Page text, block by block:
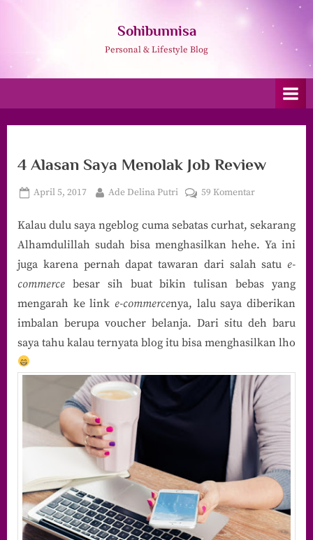
Sohibunnisa
Personal & Lifestyle Blog
4 Alasan Saya Menolak Job Review
Posted
April 5, 2017 By
Ade Delina Putri 59 Komentarpada
Alasan
Saya
Job
Review
Kalau dulu saya ngeblog cuma sebatas curhat, sekarang
Alhamdulillah sudah bisa menghasilkan hehe. Ya ini
juga karena pernah dapat tawaran dari salah satu e-
commerce besar sih buat bikin tulisan bebas yang
mengarah ke link e-commercenya, lalu saya diberikan
imbalan berupa voucher belanja. Dari situ deh baru
saya tahu kalau ternyata blog itu bisa menghasilkan lho